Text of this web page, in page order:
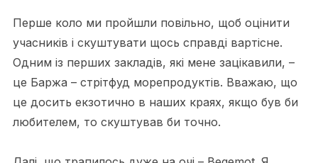
Перше коло ми пройшли повільно, щоб оцінити
учасників і скуштувати щось справді вартісне.
Одним із перших закладів, які мене зацікавили, –
це Баржа – стрітфуд морепродуктів. Вважаю, що
це досить екзотично в наших краях, якщо був би
любителем, то скуштував би точно.